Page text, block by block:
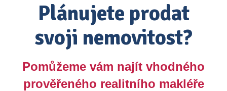
Plánujete prodat
svoji nemovitost?
Pomůžeme vám najít vhodného
prověřeného realitního makléře